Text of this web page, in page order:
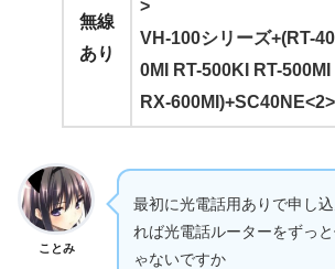
無線
あり
>
VH-100シリーズ+(RT-
0MI RT-500KI RT-500MI
RX-600MI)+SC40NE<2>
ことみ
最初に光電話用ありで申し
れば光電話ルーターをずっ
ゃないですか